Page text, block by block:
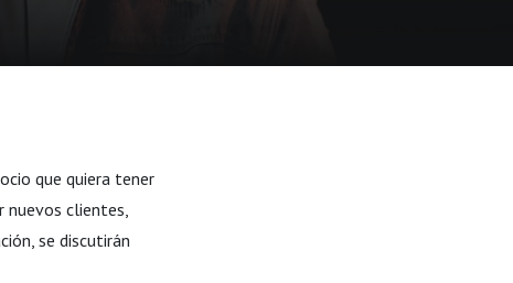
que quiera tener
nuevos clientes,
se discutirán